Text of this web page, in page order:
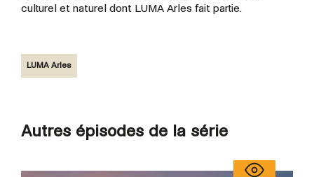
culturel et naturel dont LUMA Arles fait partie.
LUMA Arles
Autres épisodes de la série